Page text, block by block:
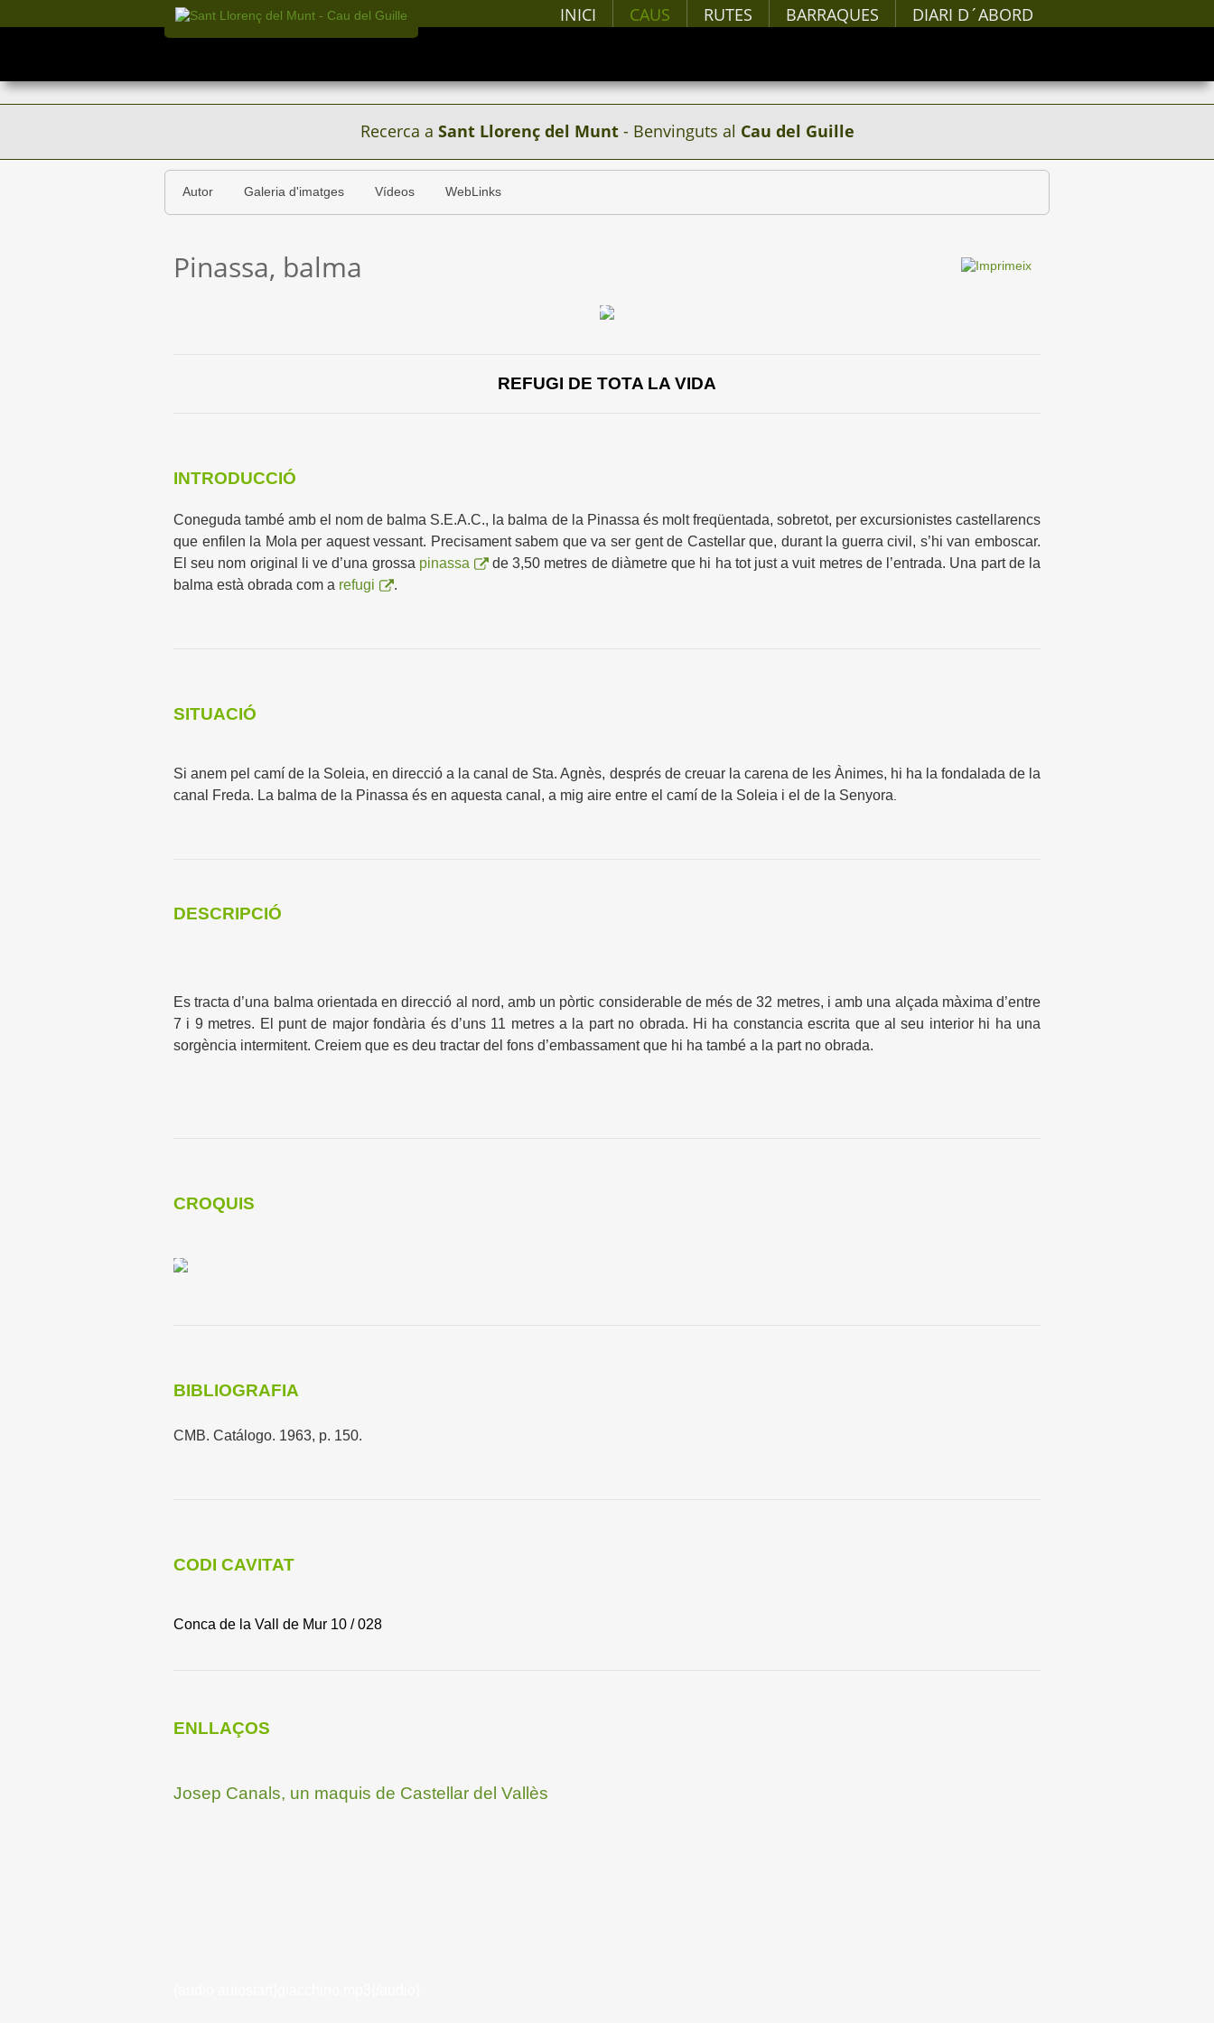
INICI CAUS RUTES BARRAQUES DIARI D´ABORD
Recerca a Sant Llorenç del Munt- Benvinguts al Cau del Guille
Autor Galeria d'imatges Vídeos WebLinks
Pinassa, balma
REFUGI DE TOTA LA VIDA
INTRODUCCIÓ
Coneguda també amb el nom de balma S.E.A.C., la balma de la Pinassa és molt freqüentada, sobretot, per excursionistes castellarencs
que enfilen la Mola per aquest vessant. Precisament sabem que va ser gent de Castellar que, durant la guerra civil, s’hi van emboscar.
El seu nom original li ve d’una grossa pinassa
de 3,50 metres de diàmetre que hi ha tot just a vuit metres de l’entrada. Una part de la
balma està obrada com a refugi .
SITUACIÓ
Si anem pel camí de la Soleia, en direcció a la canal de Sta. Agnès, després de creuar la carena de les Ànimes, hi ha la fondalada de la
canal Freda. La balma de la Pinassa és en aquesta canal, a mig aire entre el camí de la Soleia i el de la Senyora.
DESCRIPCIÓ
Es tracta d’una balma orientada en direcció al nord, amb un pòrtic considerable de més de 32 metres, i amb una alçada màxima d’entre
7 i 9 metres. El punt de major fondària és d’uns 11 metres a la part no obrada. Hi ha constancia escrita que al seu interior hi ha una
sorgència intermitent. Creiem que es deu tractar del fons d’embassament que hi ha també a la part no obrada.
CROQUIS
BIBLIOGRAFIA
CMB. Catálogo. 1963, p. 150.
CODI CAVITAT
Conca de la Vall de Mur 10 / 028
ENLLAÇOS
Josep Canals, un maquis de Castellar del Vallès